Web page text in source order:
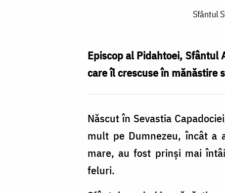
Sfântul
Episcop al Pidahtoei, Sfântul
care îl crescuse în mănăstire
Născut în Sevastia
mult pe Dumnezeu, încât a
mare, au fost prinși mai
feluri.